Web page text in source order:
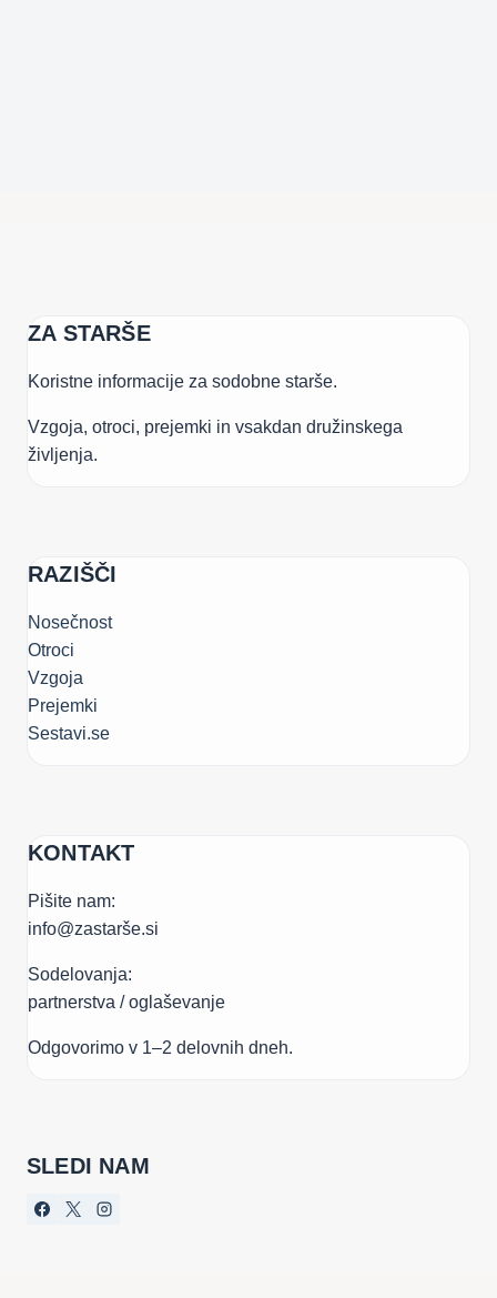
ZA STARŠE
Koristne informacije za sodobne starše.
Vzgoja, otroci, prejemki in vsakdan družinskega
življenja.
RAZIŠČI
Nosečnost
Otroci
Vzgoja
Prejemki
Sestavi.se
KONTAKT
Pišite nam:
info@zastarše.si
Sodelovanja:
partnerstva / oglaševanje
Odgovorimo v 1–2 delovnih dneh.
SLEDI NAM